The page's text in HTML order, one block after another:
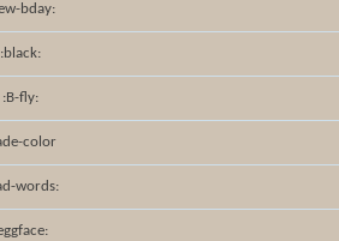
bday:
:black:
:B-fly:
color
words: